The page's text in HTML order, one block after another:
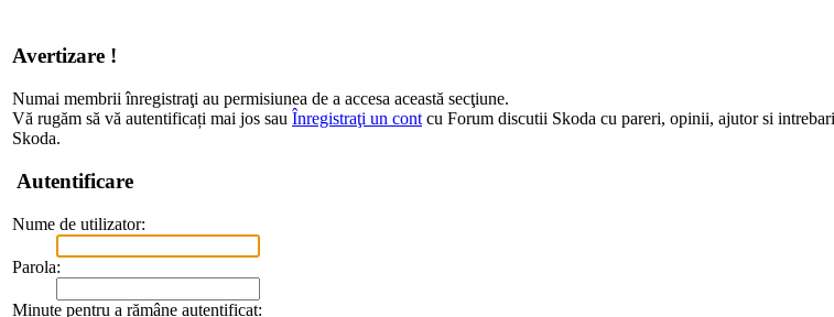
Avertizare !
Numai membrii înregistraţi au permisiunea de a accesa această secţiune.
Vă rugăm să vă autentificați mai jos sau Înregistraţi un cont cu Forum discutii Skoda cu pareri, opinii, ajutor si
Skoda.
Autentificare
Nume de utilizator:
Parola:
Minute pentru a rămâne autentificat: